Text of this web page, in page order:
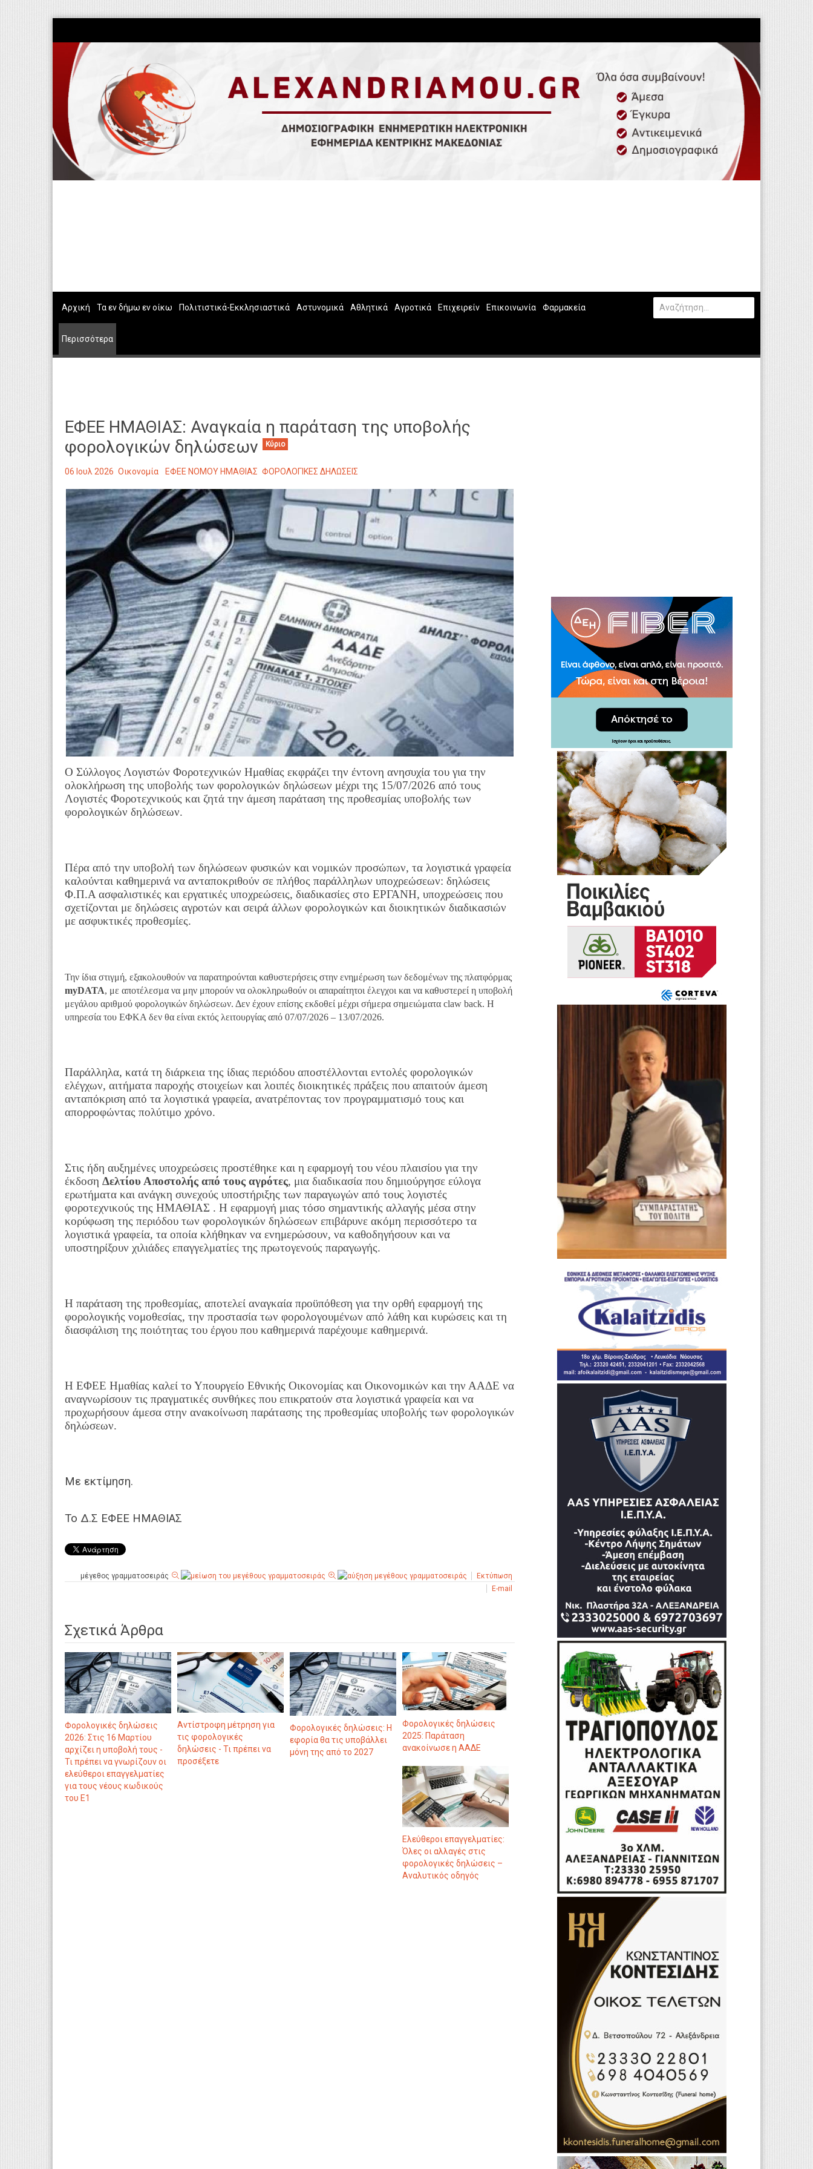
Αρχική Τα εν δήμω εν οίκω Πολιτιστικά-Εκκλησιαστικά Αστυνομικά Αθλητικά Αγροτικά Επιχειρείν Επικοινωνία Φαρμακεία
Περισσότερα
ΕΦΕΕ ΗΜΑΘΙΑΣ: Αναγκαία η παράταση της υποβολής
φορολογικών δηλώσεων
Κύριο
06 Ιουλ 2026 Οικονομία ΕΦΕΕ ΝΟΜΟΥ ΗΜΑΘΙΑΣ ΦΟΡΟΛΟΓΙΚΕΣ ΔΗΛΩΣΕΙΣ
Ο Σύλλογος Λογιστών Φοροτεχνικών Ημαθίας εκφράζει την έντονη ανησυχία του για την
ολοκλήρωση της υποβολής των φορολογικών δηλώσεων μέχρι της 15/07/2026 από τους
Λογιστές Φοροτεχνικούς και ζητά την άμεση παράταση της προθεσμίας υποβολής των
φορολογικών δηλώσεων.
Πέρα από την υποβολή των δηλώσεων φυσικών και νομικών προσώπων, τα λογιστικά γραφεία
καλούνται καθημερινά να ανταποκριθούν σε πλήθος παράλληλων υποχρεώσεων: δηλώσεις
Φ.Π.Α ασφαλιστικές και εργατικές υποχρεώσεις, διαδικασίες στο ΕΡΓΑΝΗ, υποχρεώσεις που
σχετίζονται με δηλώσεις αγροτών και σειρά άλλων φορολογικών και διοικητικών διαδικασιών
με ασφυκτικές προθεσμίες.
Την ίδια στιγμή, εξακολουθούν να παρατηρούνται καθυστερήσεις στην ενημέρωση των δεδομένων της πλατφόρμας
myDATA, με αποτέλεσμα να μην μπορούν να ολοκληρωθούν οι απαραίτητοι έλεγχοι και να καθυστερεί η υποβολή
μεγάλου αριθμού φορολογικών δηλώσεων. Δεν έχουν επίσης εκδοθεί μέχρι σήμερα σημειώματα claw back. Η
υπηρεσία του ΕΦΚΑ δεν θα είναι εκτός λειτουργίας από 07/07/2026 – 13/07/2026.
Παράλληλα, κατά τη διάρκεια της ίδιας περιόδου αποστέλλονται εντολές φορολογικών
ελέγχων, αιτήματα παροχής στοιχείων και λοιπές διοικητικές πράξεις που απαιτούν άμεση
ανταπόκριση από τα λογιστικά γραφεία, ανατρέποντας τον προγραμματισμό τους και
απορροφώντας πολύτιμο χρόνο.
Στις ήδη αυξημένες υποχρεώσεις προστέθηκε και η εφαρμογή του νέου πλαισίου για την
έκδοση Δελτίου Αποστολής από τους αγρότες, μια διαδικασία που δημιούργησε εύλογα
ερωτήματα και ανάγκη συνεχούς υποστήριξης των παραγωγών από τους λογιστές
φοροτεχνικούς της ΗΜΑΘΙΑΣ . Η εφαρμογή μιας τόσο σημαντικής αλλαγής μέσα στην
κορύφωση της περιόδου των φορολογικών δηλώσεων επιβάρυνε ακόμη περισσότερο τα
λογιστικά γραφεία, τα οποία κλήθηκαν να ενημερώσουν, να καθοδηγήσουν και να
υποστηρίξουν χιλιάδες επαγγελματίες της πρωτογενούς παραγωγής.
Η παράταση της προθεσμίας, αποτελεί αναγκαία προϋπόθεση για την ορθή εφαρμογή της
φορολογικής νομοθεσίας, την προστασία των φορολογουμένων από λάθη και κυρώσεις και τη
διασφάλιση της ποιότητας του έργου που καθημερινά παρέχουμε καθημερινά.
Η ΕΦΕΕ Ημαθίας καλεί το Υπουργείο Εθνικής Οικονομίας και Οικονομικών και την ΑΑΔΕ να
αναγνωρίσουν τις πραγματικές συνθήκες που επικρατούν στα λογιστικά γραφεία και να
προχωρήσουν άμεσα στην ανακοίνωση παράτασης της προθεσμίας υποβολής των φορολογικών
δηλώσεων.
Με εκτίμηση.
Το Δ.Σ ΕΦΕΕ ΗΜΑΘΙΑΣ
μέγεθος γραμματοσειράς
Εκτύπωση
E-mail
Σχετικά Άρθρα
Φορολογικές δηλώσεις
2026: Στις 16 Μαρτίου
αρχίζει η υποβολή τους -
Τι πρέπει να γνωρίζουν οι
ελεύθεροι επαγγελματίες
για τους νέους κωδικούς
του Ε1
Αντίστροφη μέτρηση για
τις φορολογικές
δηλώσεις - Τι πρέπει να
προσέξετε
Φορολογικές δηλώσεις: Η
εφορία θα τις υποβάλλει
μόνη της από το 2027
Φορολογικές δηλώσεις
2025: Παράταση
ανακοίνωσε η ΑΑΔΕ
Ελεύθεροι επαγγελματίες:
Όλες οι αλλαγές στις
φορολογικές δηλώσεις –
Αναλυτικός οδηγός